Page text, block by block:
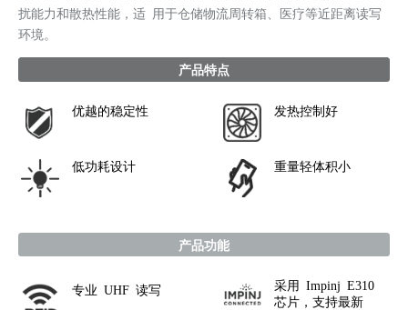
扰能力和散热性能，适 用于仓储物流周转箱、医疗等近距离读写
环境。
产品特点
优越的稳定性 发热控制好
低功耗设计 重量轻体积小
产品功能
专业 UHF 读写
采用 Impinj E310
芯片，支持最新